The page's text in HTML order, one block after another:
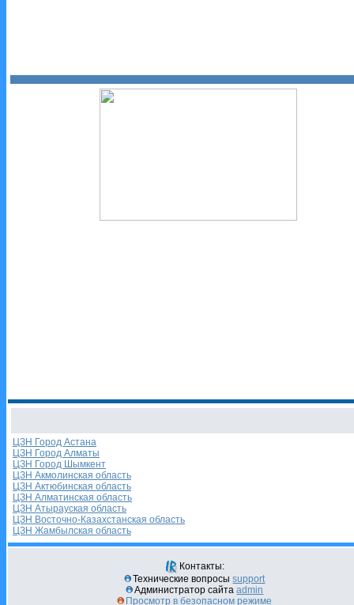
ЦЗН Город Астана
ЦЗН Город Алматы
ЦЗН Город Шымкент
ЦЗН Акмолинская область
ЦЗН Актюбинская область
ЦЗН Алматинская область
ЦЗН Атырауская область
ЦЗН Восточно-Казахстанская область
ЦЗН Жамбылская область
Контакты:
Технические вопросыsupport
Администратор сайтаadmin
Просмотр в безопасном режиме